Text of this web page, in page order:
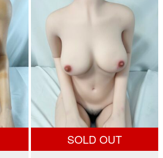
¥50,000
で
し
た。
は
で
す。
SOLD OUT